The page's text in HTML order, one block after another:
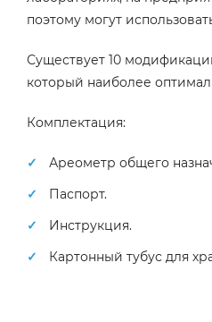
поэтому могут
Существует 10
который наиболее
Комплектация:
Ареометр общего
Паспорт.
Инструкция.
Картонный тубус для